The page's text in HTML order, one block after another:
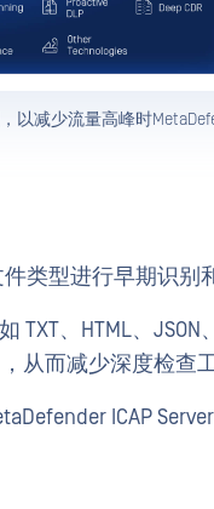
以减少流量高峰时
类型进行早期识别
、HTML、JSON
从而减少深度检查
ICAP